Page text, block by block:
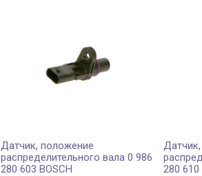
Датчик, положение
распределительного вала 0 986
280 603 BOSCH
280 610